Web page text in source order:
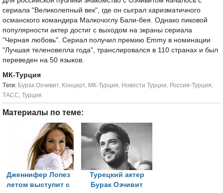
сериала "Великолепный век", где он сыграл харизматичного
османского командира Малкочоглу Бали-бея. Однако пиковой
популярности актер достиг с выходом на экраны сериала
"Черная любовь". Сериал получил премию Emmy в номинации
"Лучшая теленовелла года", транслировался в 110 странах и был
переведен на 50 языков.
МК-Турция
Tеги: Бурак Озчивит, Концерт, МК-Турция, Новости Турции, Россия-Турция,
ТАСС, Турция
Материалы по теме:
Дженнифер Лопез
летом выступит с
Турецкий актер
Бурак Озчивит